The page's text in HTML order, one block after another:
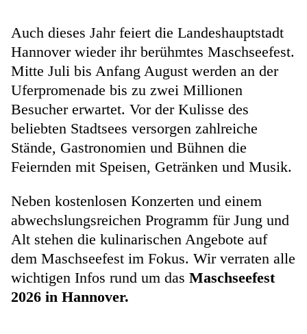
Auch dieses Jahr feiert die Landeshauptstadt
Hannover wieder ihr berühmtes Maschseefest.
Mitte Juli bis Anfang August werden an der
Uferpromenade bis zu zwei Millionen
Besucher erwartet. Vor der Kulisse des
beliebten Stadtsees versorgen zahlreiche
Stände, Gastronomien und Bühnen die
Feiernden mit Speisen, Getränken und Musik.
Neben kostenlosen Konzerten und einem
abwechslungsreichen Programm für Jung und
Alt stehen die kulinarischen Angebote auf
dem Maschseefest im Fokus. Wir verraten alle
wichtigen Infos rund um das Maschseefest
2026 in Hannover.